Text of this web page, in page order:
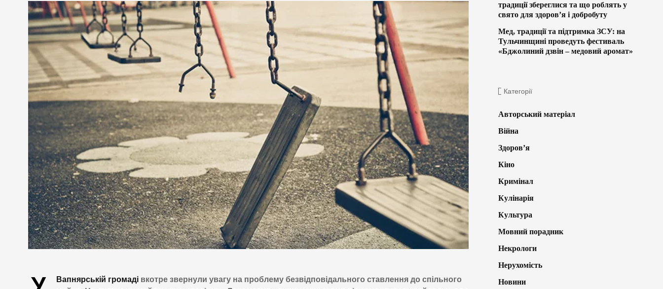
Вапнярській громаді вкотре звернули увагу на проблему безвідповідального ставлення до спільного
традиції збереглися та що роблять у
свято для здоров’я і добробуту
Мед, традиції та підтримка ЗСУ: на
Тульчинщині проведуть фестиваль
«Бджолиний дзвін – медовий аромат»
Категорії
Авторський матеріал
Війна
Здоров’я
Кіно
Кримінал
Кулінарія
Культура
Мовний порадник
Некрологи
Нерухомість
Новини